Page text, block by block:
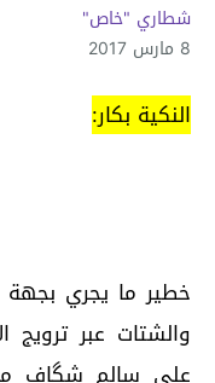
شطاري "خاص"
8 مارس 2017
النكية بكار:
خطير ما يجري بجهة
والشتات عبر ترويج
علي سالم شگاف